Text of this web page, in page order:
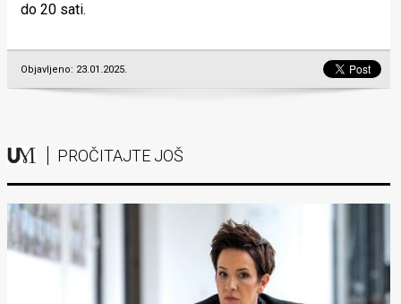
do 20 sati.
Objavljeno: 23.01.2025.
PROČITAJTE JOŠ